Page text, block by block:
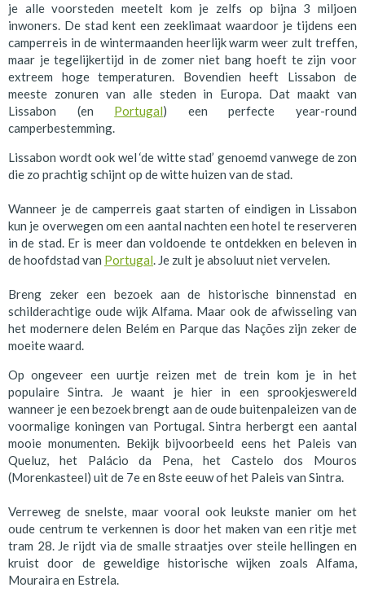
je alle voorsteden meetelt kom je zelfs op bijna 3 miljoen
inwoners. De stad kent een zeeklimaat waardoor je tijdens een
camperreis in de wintermaanden heerlijk warm weer zult treffen,
maar je tegelijkertijd in de zomer niet bang hoeft te zijn voor
extreem hoge temperaturen. Bovendien heeft Lissabon de
meeste zonuren van alle steden in Europa. Dat maakt van
Lissabon (en Portugal) een perfecte year-round
camperbestemming.
Lissabon wordt ook wel ‘de witte stad’ genoemd vanwege de zon
die zo prachtig schijnt op de witte huizen van de stad.
Wanneer je de camperreis gaat starten of eindigen in Lissabon
kun je overwegen om een aantal nachten een hotel te reserveren
in de stad. Er is meer dan voldoende te ontdekken en beleven in
de hoofdstad van Portugal. Je zult je absoluut niet vervelen.
Breng zeker een bezoek aan de historische binnenstad en
schilderachtige oude wijk Alfama. Maar ook de afwisseling van
het modernere delen Belém en Parque das Nações zijn zeker de
moeite waard.
Op ongeveer een uurtje reizen met de trein kom je in het
populaire Sintra. Je waant je hier in een sprookjeswereld
wanneer je een bezoek brengt aan de oude buitenpaleizen van de
voormalige koningen van Portugal. Sintra herbergt een aantal
mooie monumenten. Bekijk bijvoorbeeld eens het Paleis van
Queluz, het Palácio da Pena, het Castelo dos Mouros
(Morenkasteel) uit de 7e en 8ste eeuw of het Paleis van Sintra.
Verreweg de snelste, maar vooral ook leukste manier om het
oude centrum te verkennen is door het maken van een ritje met
tram 28. Je rijdt via de smalle straatjes over steile hellingen en
kruist door de geweldige historische wijken zoals Alfama,
Mouraira en Estrela.